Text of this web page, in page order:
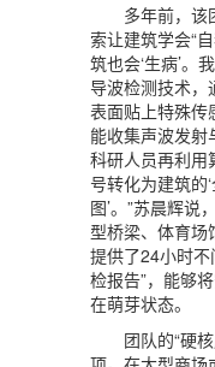
多年前，该
索让建筑学会“
筑也会‘生病’。
导波检测技术，
表面贴上特殊传
能收集声波发射
科研人员再利用
号转化为建筑的
图’。”苏晨辉说
型桥梁、体育场
提供了24小时不
检报告”，能够
在萌芽状态。
团队的“硬核